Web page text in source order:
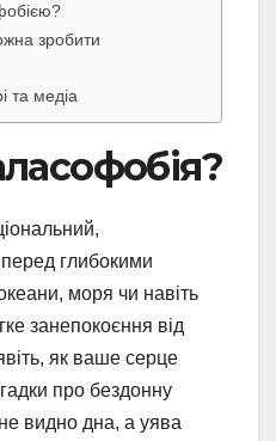
зробити
та медіа
глибокими
моря чи навіть
занепокоєння від
як ваше серце
про бездонну
видно дна, а уява